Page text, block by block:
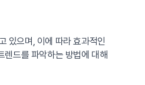
있으며, 이에 따라 효과적인
렌드를 파악하는 방법에 대해